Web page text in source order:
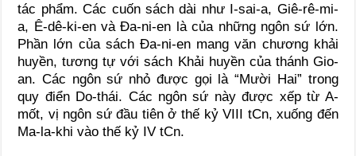
tác phẩm. Các cuốn sách dài như I-sai-a, Giê-rê-mi-
a, Ê-dê-ki-en và Đa-ni-en là của những ngôn sứ lớn.
Phần lớn của sách Đa-ni-en mang văn chương khải
huyền, tương tự với sách Khải huyền của thánh Gio-
an. Các ngôn sứ nhỏ được gọi là “Mười Hai” trong
quy điển Do-thái. Các ngôn sứ này được xếp từ A-
mốt, vị ngôn sứ đầu tiên ở thế kỷ VIII tCn, xuống đến
Ma-la-khi vào thế kỷ IV tCn.